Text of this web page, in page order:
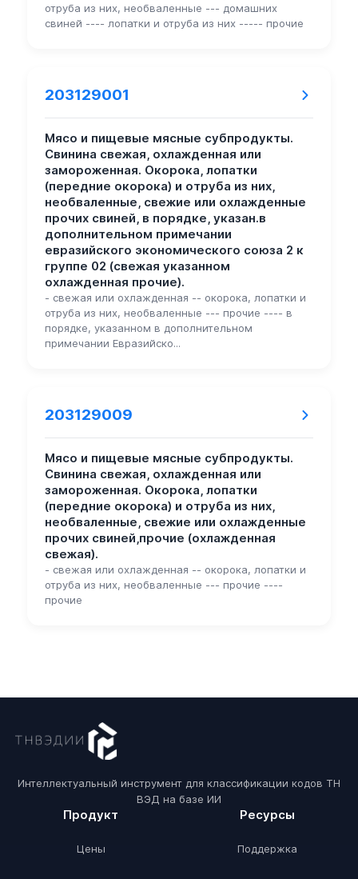
отруба из них, необваленные --- домашних
свиней ---- лопатки и отруба из них ----- прочие
203129001
Мясо и пищевые мясные субпродукты.
Свинина свежая, охлажденная или
замороженная. Окорока, лопатки
(передние окорока) и отруба из них,
необваленные, свежие или охлажденные
прочих свиней, в порядке, указан.в
дополнительном примечании
евразийского экономического союза 2 к
группе 02 (свежая указанном
охлажденная прочие).
- свежая или охлажденная -- окорока, лопатки и
отруба из них, необваленные --- прочие ---- в
порядке, указанном в дополнительном
примечании Евразийско...
203129009
Мясо и пищевые мясные субпродукты.
Свинина свежая, охлажденная или
замороженная. Окорока, лопатки
(передние окорока) и отруба из них,
необваленные, свежие или охлажденные
прочих свиней,прочие (охлажденная
свежая).
- свежая или охлажденная -- окорока, лопатки и
отруба из них, необваленные --- прочие ----
прочие
Интеллектуальный инструмент для классификации кодов ТН
ВЭД на базе ИИ
Продукт
Цены
Ресурсы
Поддержка